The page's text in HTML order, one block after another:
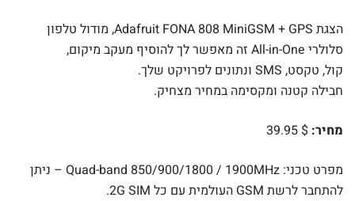
הצגת Adafruit FONA 808 MiniGSM + GPS, מודול טלפון
סלולרי All-in-One זה מאפשר לך להוסיף מעקב מיקום,
קול, טקסט, SMS ונתונים לפרויקט שלך.
חבילה קטנה ומקסימה במחיר מצחיק.
מחיר: $ 39.95
מפרט טכני: Quad-band 850/900/1800 / 1900MHz – ניתן
להתחבר לרשת GSM העולמית עם כל 2G SIM.